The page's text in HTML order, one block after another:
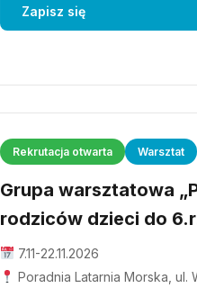
Zapisz się
Rekrutacja otwarta Warsztat
Grupa warsztatowa
rodziców dzieci do
7.11-22.11.2026
Poradnia Latarnia Morska, ul.